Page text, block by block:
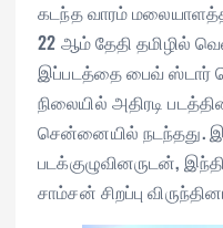
கடந்த வாரம்
22 ஆம் தேதி தமிழில்
இப்படத்தை பைவ் ஸ்டார்
நிலையில் அதிரடி
சென்னையில் நடந்தது.
படக்குழுவினருடன்,
சாம்சன் சிறப்பு